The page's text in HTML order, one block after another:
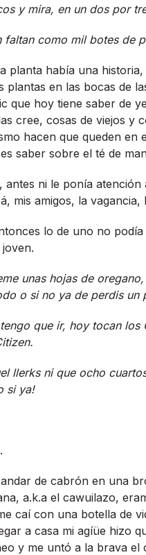
y mira, en un dos por
faltan como mil botes de
planta habí­a una
plantas en las bocas de
que hoy tiene saber de
cree, cosas de viejos y
hacen que queden en
saber sobre el té de
antes ni le poní­a
mis amigos, la vagancia,
lo de uno no
unas hojas de
o si no ya de perdis un
que ir, hoy tocan
llerks ni que ocho
si ya!
de cabrón en una
a.k.a el cawuilazo,
caí­ con una botella de
a casa mi agíüe hizo
y me untó a la brava